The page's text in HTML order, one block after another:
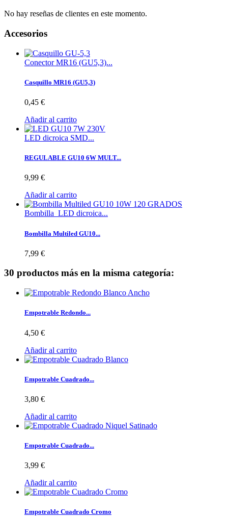
No hay reseñas de clientes en este momento.
Accesorios
Conector MR16 (GU5,3)...
Casquillo MR16 (GU5,3)
0,45 €
Añadir al carrito
LED dicroica SMD...
REGULABLE GU10 6W MULT...
9,99 €
Añadir al carrito
Bombilla LED dicroica...
Bombilla Multiled GU10...
7,99 €
30 productos más en la misma categoría:
Empotrable Redondo...
4,50 €
Añadir al carrito
Empotrable Cuadrado...
3,80 €
Añadir al carrito
Empotrable Cuadrado...
3,99 €
Añadir al carrito
Empotrable Cuadrado Cromo